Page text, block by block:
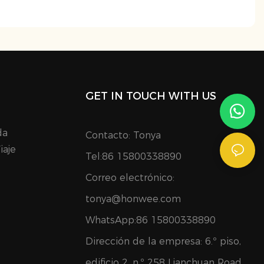
GET IN TOUCH WITH US
Contacto: Tonya
Tel:86 15800338890
Correo electrónico:
tonya@honwee.com
WhatsApp:86 15800338890
Dirección de la empresa: 6.º piso,